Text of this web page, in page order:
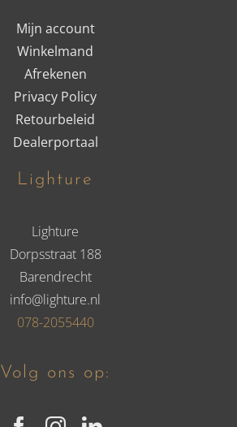
Mijn account
Winkelmand
Afrekenen
Privacy Policy
Retourbeleid
Dealerportaal
Lighture
Lighture
Dorpsstraat 188
Barendrecht
info@lighture.nl
078-2055440
Volg ons op: